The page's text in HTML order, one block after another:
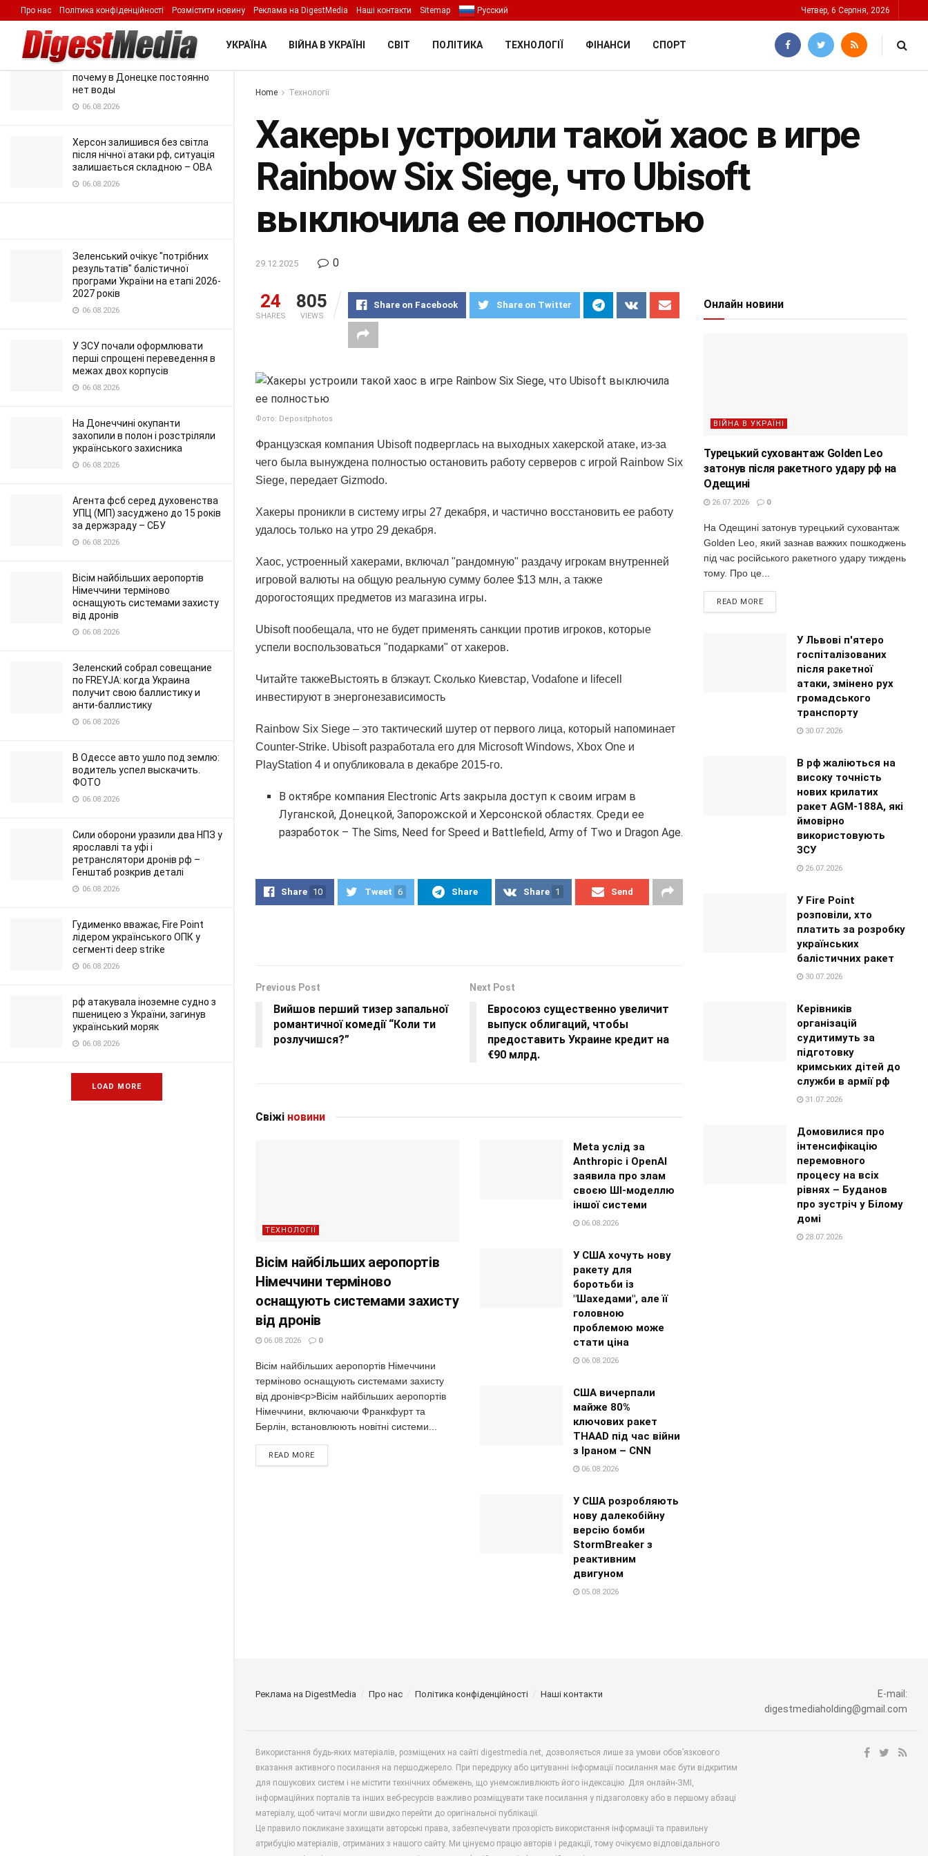
LATEST TRENDING Filter
выключила ее полностью
29.12.2025
почему в Донецке постоянно
нет воды
06.08.2026
Херсон залишився без світла
після нічної атаки рф, ситуація
залишається складною – ОВА
06.08.2026
Зеленський очікує "потрібних
результатів" балістичної
програми України на етапі 2026-
2027 років
06.08.2026
У ЗСУ почали оформлювати
перші спрощені переведення в
межах двох корпусів
06.08.2026
На Донеччині окупанти
захопили в полон і розстріляли
українського захисника
06.08.2026
Агента фсб серед духовенства
УПЦ (МП) засуджено до 15 років
за держзраду – СБУ
06.08.2026
Вісім найбільших аеропортів
Німеччини терміново
оснащують системами захисту
від дронів
06.08.2026
Зеленский собрал совещание
по FREYJA: когда Украина
получит свою баллистику и
анти-баллистику
06.08.2026
В Одессе авто ушло под землю:
водитель успел выскачить.
ФОТО
06.08.2026
Сили оборони уразили два НПЗ у
ярославлі та уфі і
ретранслятори дронів рф –
Генштаб розкрив деталі
06.08.2026
Гудименко вважає, Fire Point
лідером українського ОПК у
сегменті deep strike
06.08.2026
рф атакувала іноземне судно з
пшеницею з України, загинув
український моряк
06.08.2026
LOAD MORE
Про нас Політика конфіденційності Розмістити новину Реклама на DigestMedia Наші контакти Sitemap Русский Четвер, 6 Серпня, 2026
УКРАЇНА ВІЙНА В УКРАЇНІ СВІТ ПОЛІТИКА ТЕХНОЛОГІЇ ФІНАНСИ СПОРТ
Home Технології
Хакеры устроили такой хаос в игре
Rainbow Six Siege, что Ubisoft
выключила ее полностью
29.12.2025 0
24
SHARES
805
VIEWS
Share on Facebook Share on Twitter
Фото: Depositphotos
Французская компания Ubisoft подверглась на выходных хакерской атаке, из-за
чего была вынуждена полностью остановить работу серверов с игрой Rainbow Six
Siege, передает Gizmodo.
Хакеры проникли в систему игры 27 декабря, и частично восстановить ее работу
удалось только на утро 29 декабря.
Хаос, устроенный хакерами, включал "рандомную" раздачу игрокам внутренней
игровой валюты на общую реальную сумму более $13 млн, а также
дорогостоящих предметов из магазина игры.
Ubisoft пообещала, что не будет применять санкции против игроков, которые
успели воспользоваться "подарками" от хакеров.
Читайте такжеВыстоять в блэкаут. Сколько Киевстар, Vodafone и lifecell
инвестируют в энергонезависимость
Rainbow Six Siege – это тактический шутер от первого лица, который напоминает
Counter-Strike. Ubisoft разработала его для Microsoft Windows, Xbox One и
PlayStation 4 и опубликовала в декабре 2015-го.
В октябре компания Electronic Arts закрыла доступ к своим играм в
Луганской, Донецкой, Запорожской и Херсонской областях. Среди ее
разработок – The Sims, Need for Speed и Battlefield, Army of Two и Dragon Age.
Share 10 Tweet 6 Share Share 1 Send
Previous Post
Вийшов перший тизер запальної
романтичної комедії “Коли ти
розлучишся?”
Next Post
Евросоюз существенно увеличит
выпуск облигаций, чтобы
предоставить Украине кредит на
€90 млрд.
Свіжі новини
ТЕХНОЛОГІЇ
Вісім найбільших аеропортів
Німеччини терміново
оснащують системами захисту
від дронів
06.08.2026 0
Вісім найбільших аеропортів Німеччини
терміново оснащують системами захисту
від дронів<p>Вісім найбільших аеропортів
Німеччини, включаючи Франкфурт та
Берлін, встановлюють новітні системи...
READ MORE
Meta услід за
Anthropic і OpenAI
заявила про злам
своєю ШІ-моделлю
іншої системи
06.08.2026
У США хочуть нову
ракету для
боротьби із
"Шахедами", але її
головною
проблемою може
стати ціна
06.08.2026
США вичерпали
майже 80%
ключових ракет
THAAD під час війни
з Іраном – CNN
06.08.2026
У США розробляють
нову далекобійну
версію бомби
StormBreaker з
реактивним
двигуном
05.08.2026
Онлайн новини
ВІЙНА В УКРАЇНІ
Турецький суховантаж Golden Leo
затонув після ракетного удару рф на
Одещині
26.07.2026 0
На Одещині затонув турецький суховантаж
Golden Leo, який зазнав важких пошкоджень
під час російського ракетного удару тиждень
тому. Про це...
READ MORE
У Львові п'ятеро
госпіталізованих
після ракетної
атаки, змінено рух
громадського
транспорту
30.07.2026
В рф жаліються на
високу точність
нових крилатих
ракет AGM-188A, які
ймовірно
використовують
ЗСУ
26.07.2026
У Fire Point
розповіли, хто
платить за розробку
українських
балістичних ракет
30.07.2026
Керівників
організацій
судитимуть за
підготовку
кримських дітей до
служби в армії рф
31.07.2026
Домовилися про
інтенсифікацію
перемовного
процесу на всіх
рівнях – Буданов
про зустріч у Білому
домі
28.07.2026
Реклама на DigestMedia Про нас Політика конфіденційності Наші контакти
E-mail:
digestmediaholding@gmail.com
Використання будь-яких матеріалів, розміщених на сайті digestmedia.net, дозволяється лише за умови обов’язкового
вказання активного посилання на першоджерело. При передруку або цитуванні інформації посилання має бути відкритим
для пошукових систем і не містити технічних обмежень, що унеможливлюють його індексацію. Для онлайн-ЗМІ,
інформаційних порталів та інших веб-ресурсів важливо розміщувати таке посилання у підзаголовку або в першому абзаці
матеріалу, щоб читачі могли швидко перейти до оригінальної публікації.
Це правило покликане захищати авторські права, забезпечувати прозорість використання інформації та правильну
атрибуцію матеріалів, отриманих з нашого сайту. Ми цінуємо працю авторів і редакції, тому очікуємо відповідального